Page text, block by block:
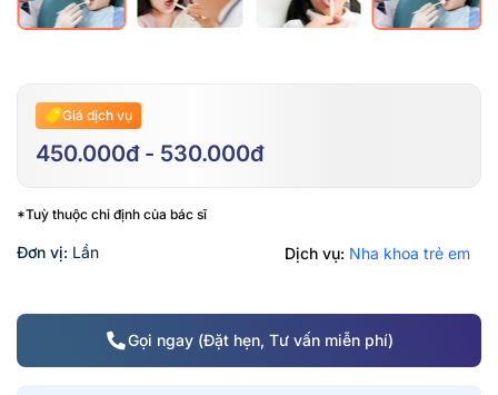
Giá dịch vụ
450.000đ - 530.000đ
*Tuỳ thuộc chỉ định của bác sĩ
Đơn vị: Lần Dịch vụ: Nha khoa trẻ em
Gọi ngay (Đặt hẹn, Tư vấn miễn phí)